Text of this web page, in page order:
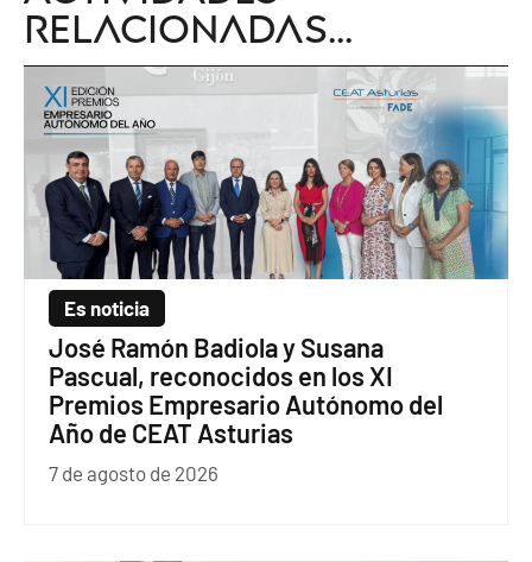
relacionadas...
Es noticia
José Ramón Badiola y Susana
Pascual, reconocidos en los XI
Premios Empresario Autónomo del
Año de CEAT Asturias
7 de agosto de 2026